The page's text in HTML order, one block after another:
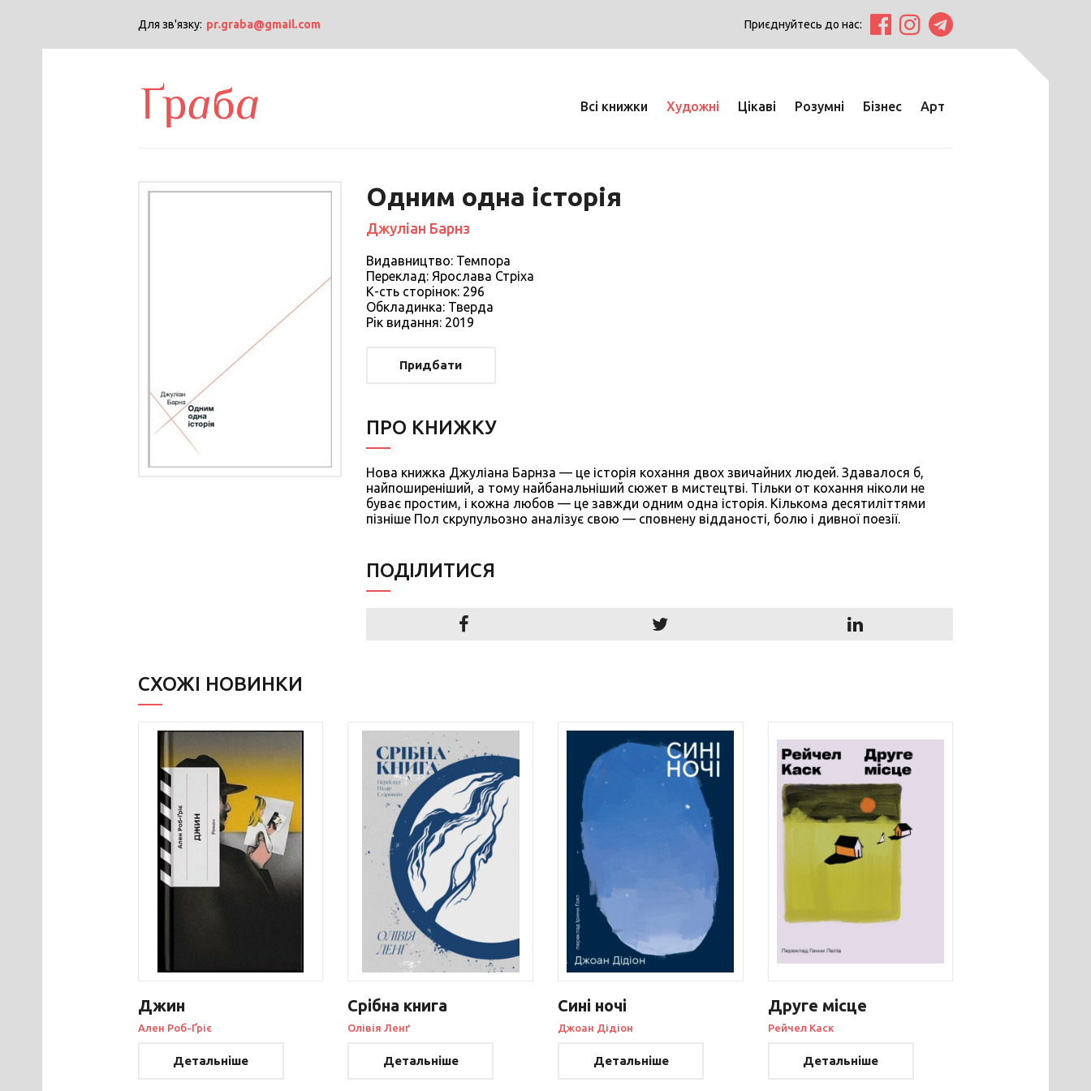
Для зв'язку: pr.graba@gmail.com Приєднуйтесь до нас:
Всі книжки Художні Цікаві Розумні Бізнес Арт
Одним одна історія
Джуліан Барнз
Видавництво: Темпора
Переклад: Ярослава Стріха
К-сть сторiнок: 296
Обкладинка: Тверда
Рiк видання: 2019
Придбати
ПРО КНИЖКУ
Нова книжка Джуліана Барнза — це історія кохання двох звичайних людей. Здавалося б,
найпоширеніший, а тому найбанальніший сюжет в мистецтві. Тільки от кохання ніколи не
буває простим, і кожна любов — це завжди одним одна історія. Кількома десятиліттями
пізніше Пол скрупульозно аналізує свою — сповнену відданості, болю і дивної поезії.
ПОДIЛИТИСЯ
СХОЖІ НОВИНКИ
Джин
Ален Роб-Ґріє
Детальніше
Срібна книга
Олівія Ленґ
Детальніше
Сині ночі
Джоан Дідіон
Детальніше
Друге місце
Рейчел Каск
Детальніше